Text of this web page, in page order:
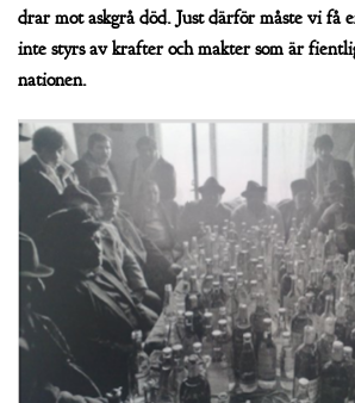
drar mot askgrå död. Just därför måste vi få
inte styrs av krafter och makter som är
nationen.